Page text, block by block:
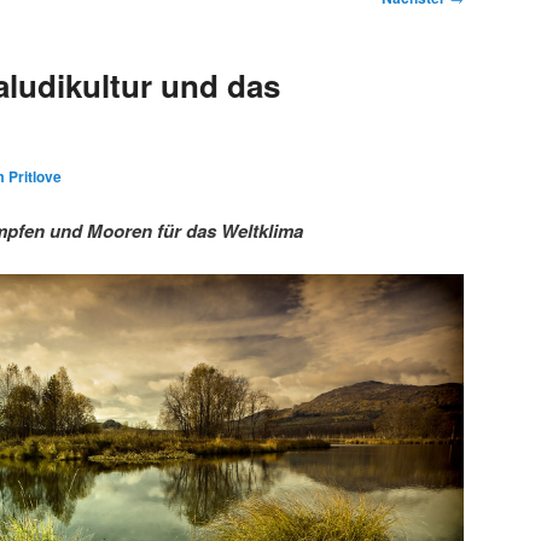
und das
Pritlove
und Mooren für das Weltklima